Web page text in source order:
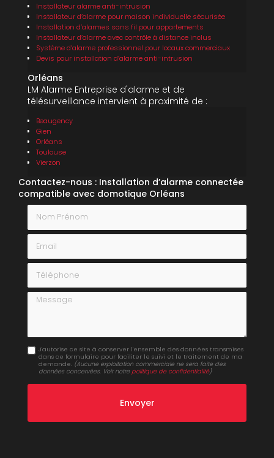
Installateur alarme anti-intrusion
Installateur d’alarme pour maison individuelle sécurisée
Installation d’alarmes sans fil pour appartements
Installateur d’alarme avec contrôle à distance inclus
Système d’alarme professionnel pour locaux commerciaux
Devis pour installation d’alarme anti-intrusion
Orléans
LM Alarme Entreprise d'alarme et de
télésurveillance intervient à proximité de :
Beaugency
Gien
Orléans
Toulouse
Vierzon
Contactez-nous : Installation d’alarme connectée
compatible avec domotique Orléans
Nom Prénom
Email
Téléphone
Message
J'autorise ce site à conserver l'ensemble des données transmises
dans ce formulaire pour faciliter le suivi et le traitement de ma
demande. (Aucune exploitation commerciale ne sera faite des
données concervées. Voir notre politique de confidentialité)